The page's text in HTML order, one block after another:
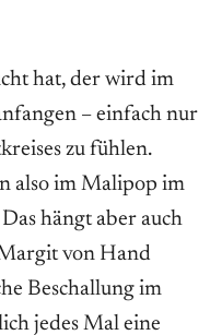
hat, der wird im
– einfach nur
zu fühlen.
also im Malipop im
hängt aber auch
von Hand
Beschallung im
jedes Mal eine